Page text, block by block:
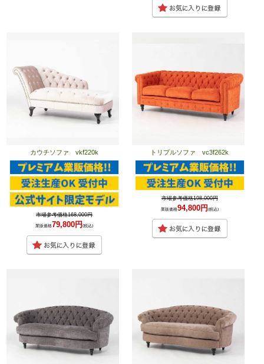
カウチソファ vkf220k
市場参考価格168,000円
業販価格79,800円(税込)
トリプルソファ vc3f262k
市場参考価格198,000円
業販価格94,800円 (税込)